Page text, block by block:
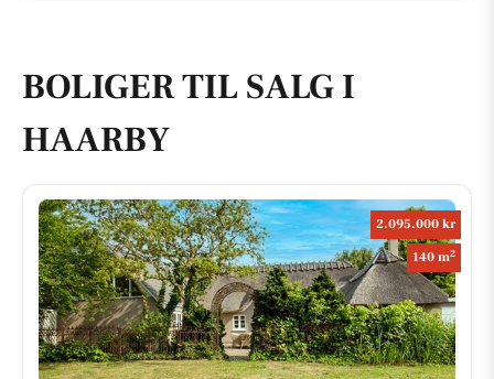
BOLIGER TIL SALG I
HAARBY
2.095.000 kr
140 m2